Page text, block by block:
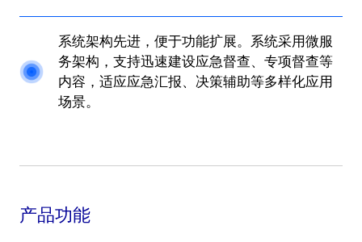
系统架构先进，便于功能扩展。系统采用微服
务架构，支持迅速建设应急督查、专项督查等
内容，适应应急汇报、决策辅助等多样化应用
场景。
产品功能